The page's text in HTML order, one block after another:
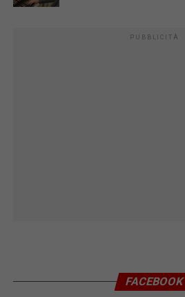
PUBBLICITÀ
FACEBOOK